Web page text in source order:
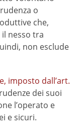
o
che,
nesso tra
non esclude
imposto dall’art.
dei suoi
l’operato e
e sicuri.